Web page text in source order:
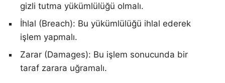
gizli tutma yükümlülüğü olmalı.
İhlal (Breach): Bu yükümlülüğü ihlal ederek
işlem yapmalı.
Zarar (Damages): Bu işlem sonucunda bir
taraf zarara uğramalı.